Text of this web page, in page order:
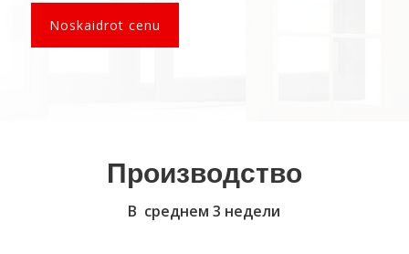
Noskaidrot cenu
Производство
В среднем 3 недели